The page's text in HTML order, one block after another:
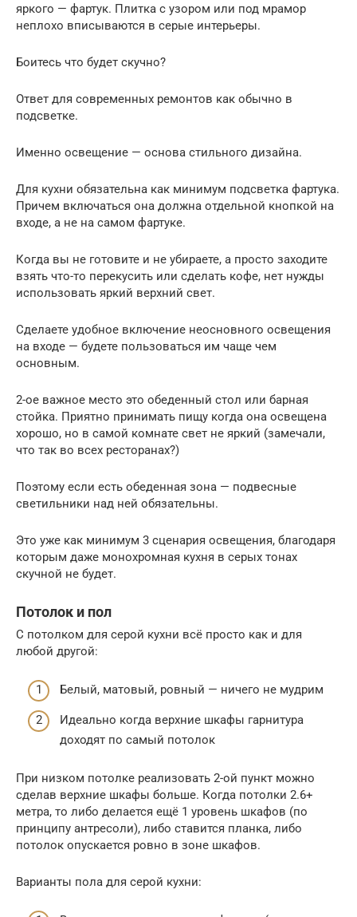
яркого — фартук. Плитка с узором или под мрамор
неплохо вписываются в серые интерьеры.
Боитесь что будет скучно?
Ответ для современных ремонтов как обычно в
подсветке.
Именно освещение — основа стильного дизайна.
Для кухни обязательна как минимум подсветка фартука.
Причем включаться она должна отдельной кнопкой на
входе, а не на самом фартуке.
Когда вы не готовите и не убираете, а просто заходите
взять что-то перекусить или сделать кофе, нет нужды
использовать яркий верхний свет.
Сделаете удобное включение неосновного освещения
на входе — будете пользоваться им чаще чем
основным.
2-ое важное место это обеденный стол или барная
стойка. Приятно принимать пищу когда она освещена
хорошо, но в самой комнате свет не яркий (замечали,
что так во всех ресторанах?)
Поэтому если есть обеденная зона — подвесные
светильники над ней обязательны.
Это уже как минимум 3 сценария освещения, благодаря
которым даже монохромная кухня в серых тонах
скучной не будет.
Потолок и пол
С потолком для серой кухни всё просто как и для
любой другой:
Белый, матовый, ровный — ничего не мудрим
Идеально когда верхние шкафы гарнитура
доходят по самый потолок
При низком потолке реализовать 2-ой пункт можно
сделав верхние шкафы больше. Когда потолки 2.6+
метра, то либо делается ещё 1 уровень шкафов (по
принципу антресоли), либо ставится планка, либо
потолок опускается ровно в зоне шкафов.
Варианты пола для серой кухни: